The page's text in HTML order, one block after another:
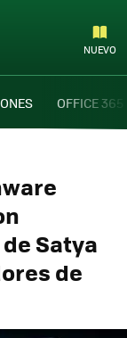
NUEVO
OFFICE 365
Satya
de